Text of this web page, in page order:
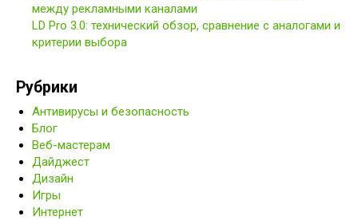
между рекламными каналами
LD Pro 3.0: технический обзор, сравнение с аналогами и
критерии выбора
Рубрики
Антивирусы и безопасность
Блог
Веб-мастерам
Дайджест
Дизайн
Игры
Интернет